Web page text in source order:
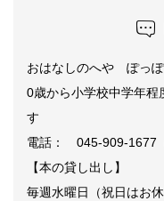
おはなしのへや ぽっぽ
0歳から小学校中学年程
す
電話： 045-909-1677
【本の貸し出し】
毎週水曜日（祝日はお休